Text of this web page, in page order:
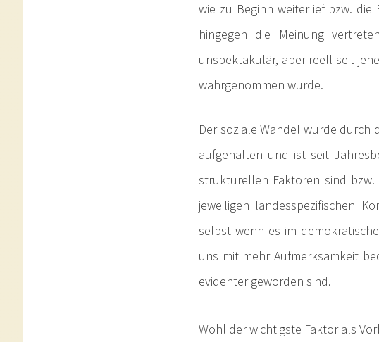
wie zu Beginn weiterlief bzw. die
hingegen die Meinung
unspektakulär, aber reell seit
wahrgenommen wurde.
Der soziale Wandel wurde durch
aufgehalten und ist seit
strukturellen Faktoren sind
jeweiligen landesspezifischen
selbst wenn es im
uns mit mehr Aufmerksamkeit
evidenter geworden sind.
Wohl der wichtigste Faktor als